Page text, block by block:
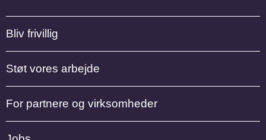
Bliv frivillig
Støt vores arbejde
For partnere og virksomheder